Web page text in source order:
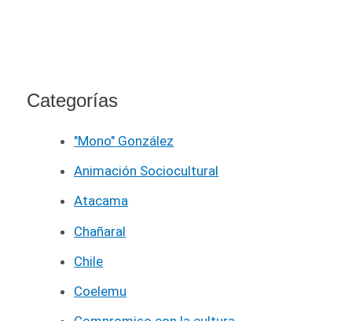
Categorías
"Mono" González
Animación Sociocultural
Atacama
Chañaral
Chile
Coelemu